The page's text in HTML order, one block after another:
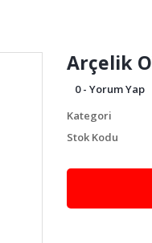
Arçelik
0 - Yorum Yap
Kategori
Stok Kodu